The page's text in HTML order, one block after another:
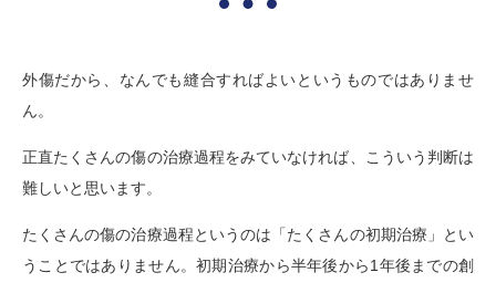
外傷だから、なんでも縫合すればよいというものではありませ
ん。
正直たくさんの傷の治療過程をみていなければ、こういう判断は
難しいと思います。
たくさんの傷の治療過程というのは「たくさんの初期治療」とい
うことではありません。初期治療から半年後から1年後までの創